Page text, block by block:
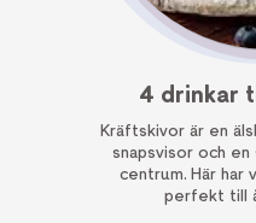
4 drinkar
Kräftskivor är en
snapsvisor och
centrum. Här har
perfekt till